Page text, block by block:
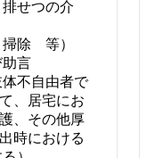
せつの介
除 等）
言
不自由者で
、居宅にお
、その他厚
時における